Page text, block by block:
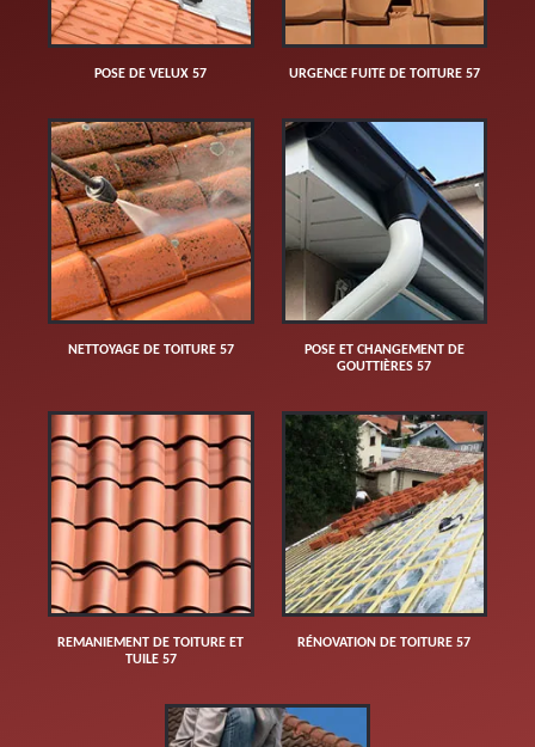
POSE DE VELUX 57 URGENCE FUITE DE TOITURE 57
NETTOYAGE DE TOITURE 57
POSE ET CHANGEMENT DE
GOUTTIÈRES 57
REMANIEMENT DE TOITURE ET
TUILE 57
RÉNOVATION DE TOITURE 57